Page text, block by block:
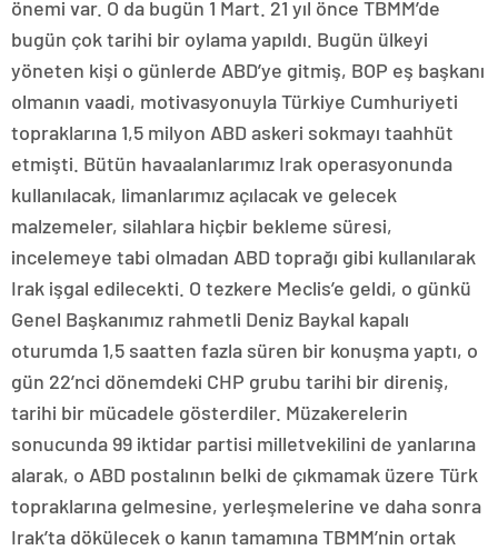
önemi var. O da bugün 1 Mart. 21 yıl önce TBMM’de
bugün çok tarihi bir oylama yapıldı. Bugün ülkeyi
yöneten kişi o günlerde ABD’ye gitmiş, BOP eş başkanı
olmanın vaadi, motivasyonuyla Türkiye Cumhuriyeti
topraklarına 1,5 milyon ABD askeri sokmayı taahhüt
etmişti. Bütün havaalanlarımız Irak operasyonunda
kullanılacak, limanlarımız açılacak ve gelecek
malzemeler, silahlara hiçbir bekleme süresi,
incelemeye tabi olmadan ABD toprağı gibi kullanılarak
Irak işgal edilecekti. O tezkere Meclis’e geldi, o günkü
Genel Başkanımız rahmetli Deniz Baykal kapalı
oturumda 1,5 saatten fazla süren bir konuşma yaptı, o
gün 22’nci dönemdeki CHP grubu tarihi bir direniş,
tarihi bir mücadele gösterdiler. Müzakerelerin
sonucunda 99 iktidar partisi milletvekilini de yanlarına
alarak, o ABD postalının belki de çıkmamak üzere Türk
topraklarına gelmesine, yerleşmelerine ve daha sonra
Irak’ta dökülecek o kanın tamamına TBMM’nin ortak